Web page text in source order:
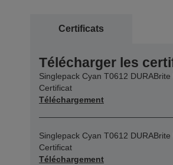
Certificats
Télécharger les
Singlepack Cyan T0612
Certificat
Téléchargement
Singlepack Cyan T0612
Certificat
Téléchargement